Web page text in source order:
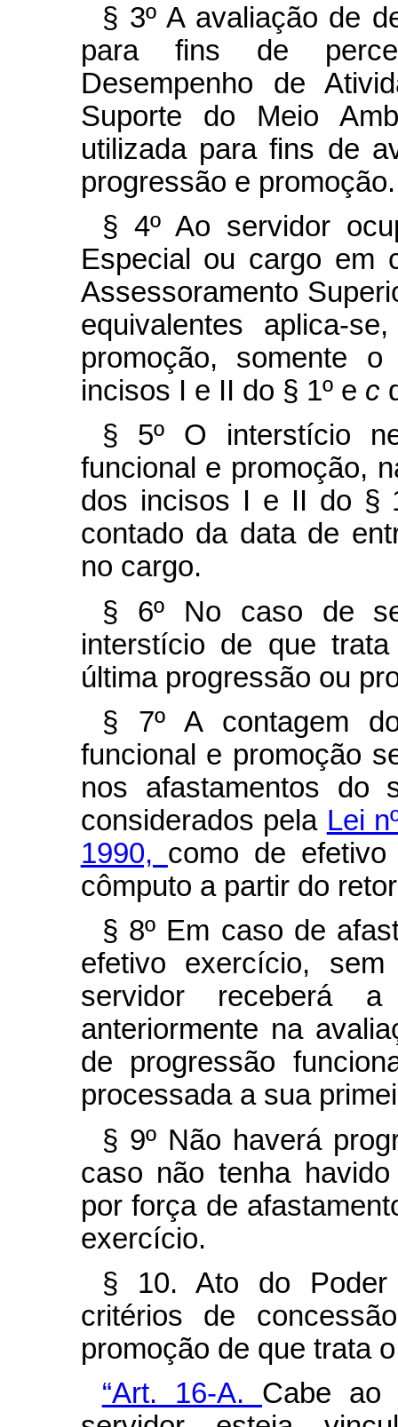
§ 3º A avaliação de
para fins de
Desempenho de
Suporte do Meio
utilizada para fins de
progressão e promoção.
§ 4º Ao servidor
Especial ou cargo em
Assessoramento
equivalentes aplica-
promoção, somente
incisos I e II do § 1º e c
§ 5º O interstício
funcional e promoção,
dos incisos I e II do §
contado da data de
no cargo.
§ 6º No caso de
interstício de que
última progressão ou
§ 7º A contagem
funcional e promoção
nos afastamentos do
considerados pela Lei
1990, como de
cômputo a partir do
§ 8º Em caso de
efetivo exercício,
servidor receberá
anteriormente na
de progressão
processada a sua
§ 9º Não haverá
caso não tenha
por força de
exercício.
§ 10. Ato do Poder
critérios de
promoção de que trata
“Art. 16-A. Cabe ao